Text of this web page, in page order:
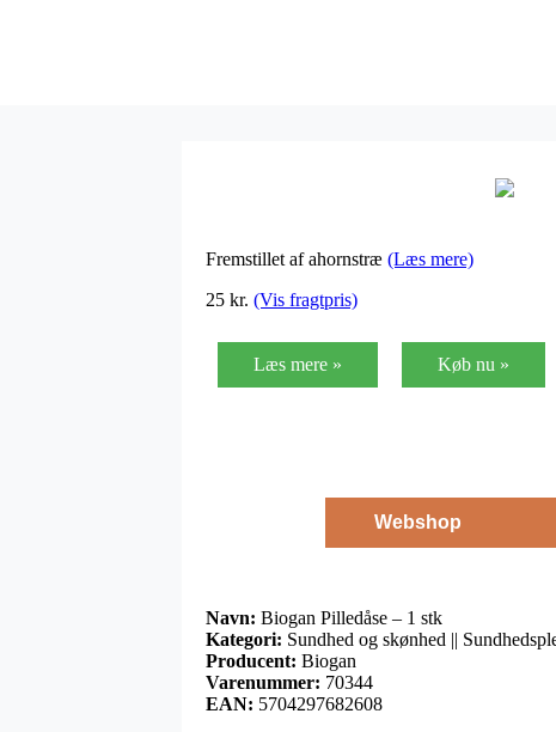
Fremstillet af ahornstræ (Læs mere)
25 kr. (Vis fragtpris)
Læs mere » Køb nu »
Webshop
Navn: Biogan Pilledåse – 1 stk
Kategori: Sundhed og skønhed ||
Producent: Biogan
Varenummer: 70344
EAN: 5704297682608